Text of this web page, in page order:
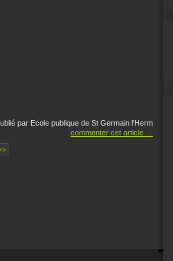
par Ecole publique de St Germain l'Herm
commenter cet article